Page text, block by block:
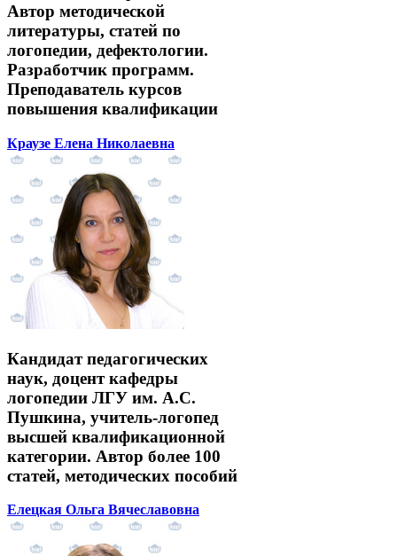
Автор методической
литературы, статей по
логопедии, дефектологии.
Разработчик программ.
Преподаватель курсов
повышения квалификации
Краузе Елена Николаевна
Кандидат педагогических
наук, доцент кафедры
логопедии ЛГУ им. А.С.
Пушкина, учитель-логопед
высшей квалификационной
категории. Автор более 100
статей, методических пособий
Елецкая Ольга Вячеславовна